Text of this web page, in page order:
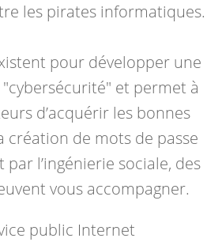
les pirates informatiques.
pour développer une
et permet à
d’acquérir les bonnes
création de mots de passe
l’ingénierie sociale, des
vous accompagner.
public Internet